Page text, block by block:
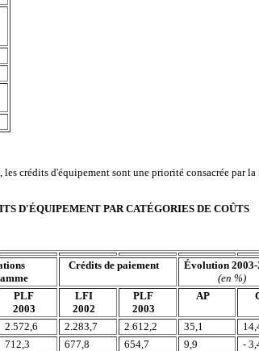
crédits d'équipement sont une priorité consacrée par
D'ÉQUIPEMENT PAR CATÉGORIES DE COÛTS
Crédits de paiement
Évolution 2003-
(en %)
PLF
2003
LFI
2002
PLF
2003
AP
2.572,6 2.283,7 2.612,2 35,1
712,3 677,8 654,7 9,9
-